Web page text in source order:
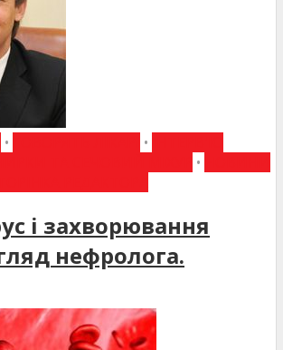
• •
•
і захворювання
нефролога.